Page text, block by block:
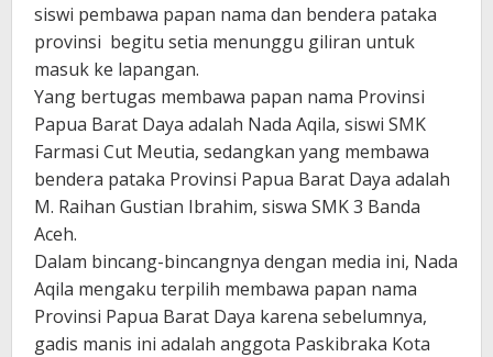
siswi pembawa papan nama dan bendera pataka
provinsi begitu setia menunggu giliran untuk
masuk ke lapangan.
Yang bertugas membawa papan nama Provinsi
Papua Barat Daya adalah Nada Aqila, siswi SMK
Farmasi Cut Meutia, sedangkan yang membawa
bendera pataka Provinsi Papua Barat Daya adalah
M. Raihan Gustian Ibrahim, siswa SMK 3 Banda
Aceh.
Dalam bincang-bincangnya dengan media ini, Nada
Aqila mengaku terpilih membawa papan nama
Provinsi Papua Barat Daya karena sebelumnya,
gadis manis ini adalah anggota Paskibraka Kota